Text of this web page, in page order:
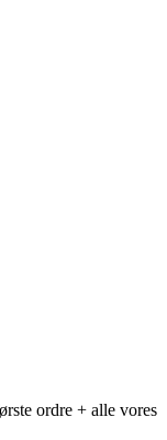
ordre + alle vores